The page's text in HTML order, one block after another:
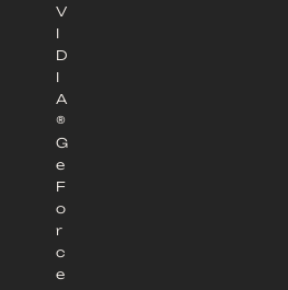
V
I
D
I
A
®
G
e
F
o
r
c
e